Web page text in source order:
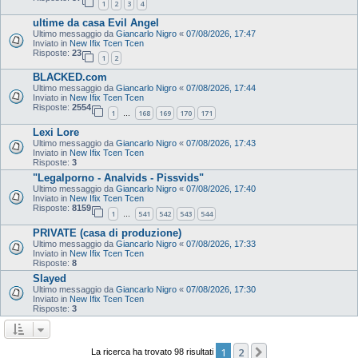
1 2 3 4
ultime da casa Evil Angel
Ultimo messaggio da Giancarlo Nigro « 07/08/2026, 17:47
Inviato in New Ifix Tcen Tcen
Risposte: 23
1 2
BLACKED.com
Ultimo messaggio da Giancarlo Nigro « 07/08/2026, 17:44
Inviato in New Ifix Tcen Tcen
Risposte: 2554
1 … 168 169 170 171
Lexi Lore
Ultimo messaggio da Giancarlo Nigro « 07/08/2026, 17:43
Inviato in New Ifix Tcen Tcen
Risposte: 3
"Legalporno - Analvids - Pissvids"
Ultimo messaggio da Giancarlo Nigro « 07/08/2026, 17:40
Inviato in New Ifix Tcen Tcen
Risposte: 8159
1 … 541 542 543 544
PRIVATE (casa di produzione)
Ultimo messaggio da Giancarlo Nigro « 07/08/2026, 17:33
Inviato in New Ifix Tcen Tcen
Risposte: 8
Slayed
Ultimo messaggio da Giancarlo Nigro « 07/08/2026, 17:30
Inviato in New Ifix Tcen Tcen
Risposte: 3
La ricerca ha trovato 98 risultati 1 2